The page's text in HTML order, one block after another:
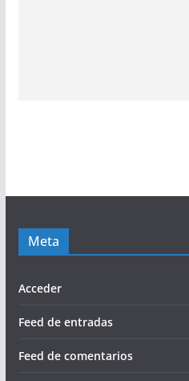
Meta
Acceder
Feed de entradas
Feed de comentarios